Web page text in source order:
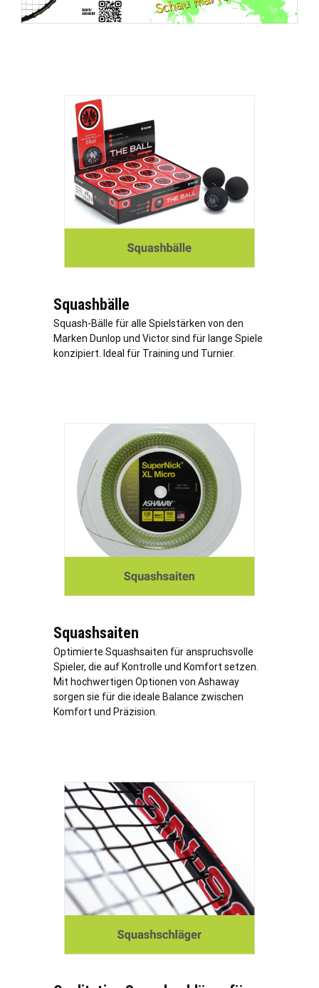
Squashbälle
Squash-Bälle für alle Spielstärken von den
Marken Dunlop und Victor sind für lange Spiele
konzipiert. Ideal für Training und Turnier.
Squashsaiten
Optimierte Squashsaiten für anspruchsvolle
Spieler, die auf Kontrolle und Komfort setzen.
Mit hochwertigen Optionen von Ashaway
sorgen sie für die ideale Balance zwischen
Komfort und Präzision.